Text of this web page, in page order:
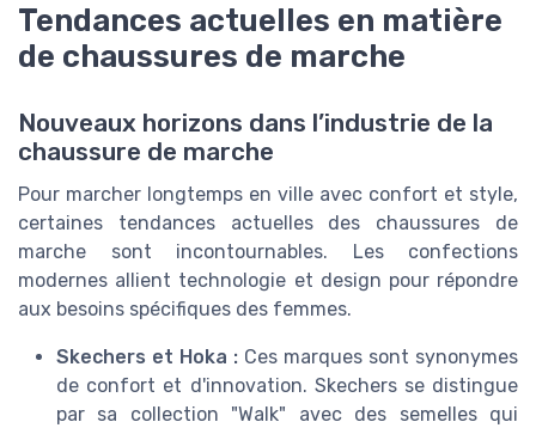
Tendances actuelles en matière
de chaussures de marche
Nouveaux horizons dans l’industrie de la
chaussure de marche
Pour marcher longtemps en ville avec confort et style,
certaines tendances actuelles des chaussures de
marche sont incontournables. Les confections
modernes allient technologie et design pour répondre
aux besoins spécifiques des femmes.
Skechers et Hoka : Ces marques sont synonymes
de confort et d'innovation. Skechers se distingue
par sa collection "Walk" avec des semelles qui